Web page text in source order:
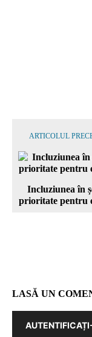
ARTICOLUL
Incluziunea în
prioritate pentru
LASĂ UN